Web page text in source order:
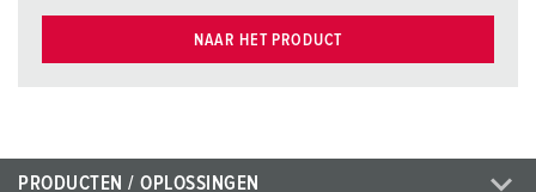
NAAR HET PRODUCT
PRODUCTEN / OPLOSSINGEN